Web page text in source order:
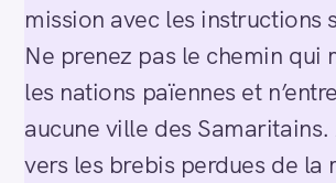
mission avec les instructions
Ne prenez pas le chemin qui
les nations païennes et
aucune ville des
vers les brebis perdues de la